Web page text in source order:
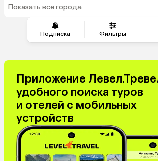
Подписка Фильтры
Показать все города
Приложение
удобного поиска туров
и отелей с мобильных
устройств